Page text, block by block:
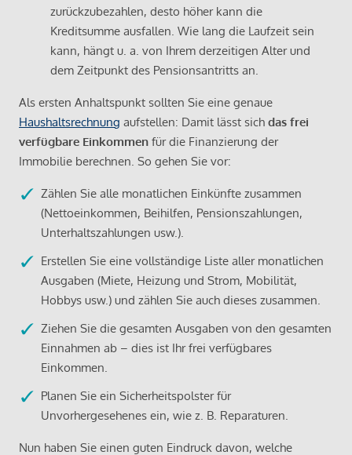
zurückzubezahlen, desto höher kann die
Kreditsumme ausfallen. Wie lang die Laufzeit sein
kann, hängt u. a. von Ihrem derzeitigen Alter und
dem Zeitpunkt des Pensionsantritts an.
Als ersten Anhaltspunkt sollten Sie eine genaue
Haushaltsrechnung aufstellen: Damit lässt sich das frei
verfügbare Einkommen für die Finanzierung der
Immobilie berechnen. So gehen Sie vor:
Zählen Sie alle monatlichen Einkünfte zusammen
(Nettoeinkommen, Beihilfen, Pensionszahlungen,
Unterhaltszahlungen usw.).
Erstellen Sie eine vollständige Liste aller monatlichen
Ausgaben (Miete, Heizung und Strom, Mobilität,
Hobbys usw.) und zählen Sie auch dieses zusammen.
Ziehen Sie die gesamten Ausgaben von den gesamten
Einnahmen ab – dies ist Ihr frei verfügbares
Einkommen.
Planen Sie ein Sicherheitspolster für
Unvorhergesehenes ein, wie z. B. Reparaturen.
Nun haben Sie einen guten Eindruck davon, welche